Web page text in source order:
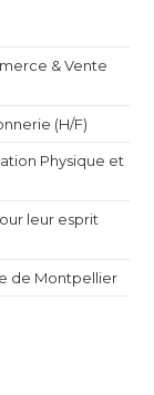
& Vente
(H/F)
Physique et
leur esprit
de Montpellier